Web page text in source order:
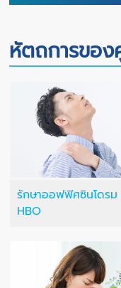
หัตถการของ
รักษาออฟฟิศซินโดร
HBO